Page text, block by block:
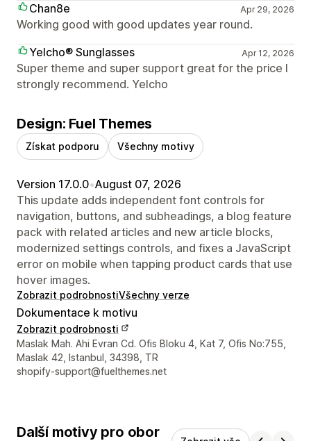
Chan8e
Apr 29, 2026
Working good with good updates year round.
Yelcho® Sunglasses
Apr 12, 2026
Super theme and super support great for the price I
strongly recommend. Yelcho
Design: Fuel Themes
Získat podporu Všechny motivy
Version 17.0.0•August 07, 2026
This update adds independent font controls for
navigation, buttons, and subheadings, a blog feature
pack with related articles and new article blocks,
modernized settings controls, and fixes a JavaScript
error on mobile when tapping product cards that use
hover images.
Zobrazit podrobnostiVšechny verze
Dokumentace k motivu
Zobrazit podrobnosti
Kontaktní údaje designéra
Maslak Mah. Ahi Evran Cd. Ofis Bloku 4, Kat 7, Ofis No:755,
Maslak 42, Istanbul, 34398, TR
shopify-support@fuelthemes.net
Další motivy pro obor